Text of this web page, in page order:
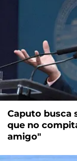
Caputo busca
que no
amigo"